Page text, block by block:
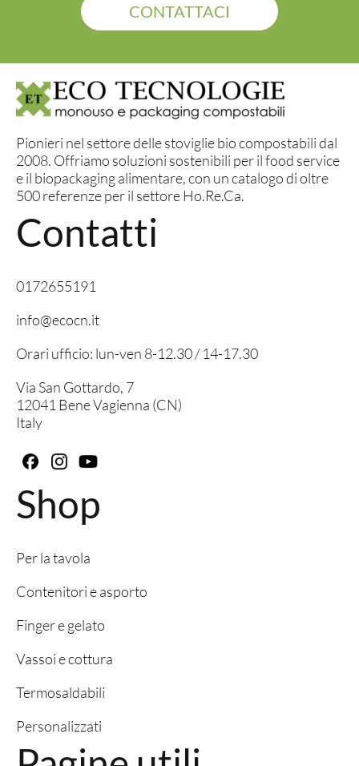
CONTATTACI
Pionieri nel settore delle stoviglie bio compostabili dal
2008. Offriamo soluzioni sostenibili per il food service
e il biopackaging alimentare, con un catalogo di oltre
500 referenze per il settore Ho.Re.Ca.
Contatti
0172655191
info@ecocn.it
Orari ufficio: lun-ven 8-12.30 / 14-17.30
Via San Gottardo, 7
12041 Bene Vagienna (CN)
Italy
Shop
Per la tavola
Contenitori e asporto
Finger e gelato
Vassoi e cottura
Termosaldabili
Personalizzati